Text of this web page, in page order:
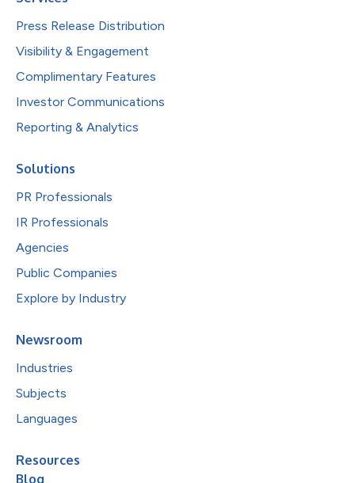
Press Release Distribution
Visibility & Engagement
Complimentary Features
Investor Communications
Reporting & Analytics
Solutions
PR Professionals
IR Professionals
Agencies
Public Companies
Explore by Industry
Newsroom
Industries
Subjects
Languages
Resources
Blog